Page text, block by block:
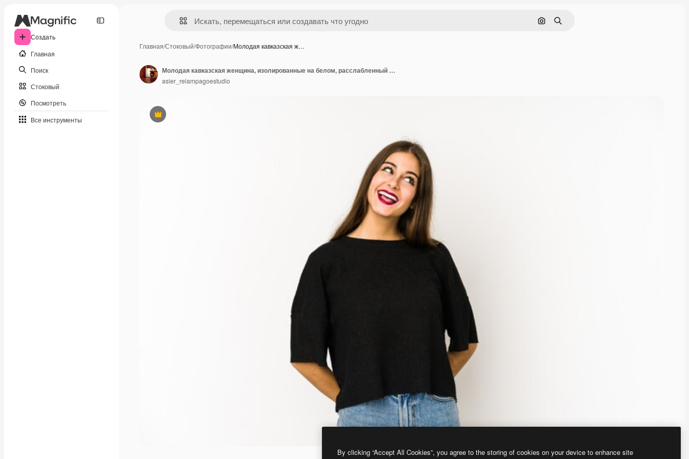
Создать
Главная
Поиск
Стоковый
Посмотреть
Все инструменты
Поиск по изображению
Поиск
Главная/Стоковый/Фотографии/Молодая кавказская ж…
Премиум
Молодая кавказская женщина, изолированные на белом, расслабленный и счастливый смех, вытянув шею, показывая зубы.
asier_relampagoestudio
By clicking “Accept All Cookies”, you agree to the storing of cookies on your device to enhance site